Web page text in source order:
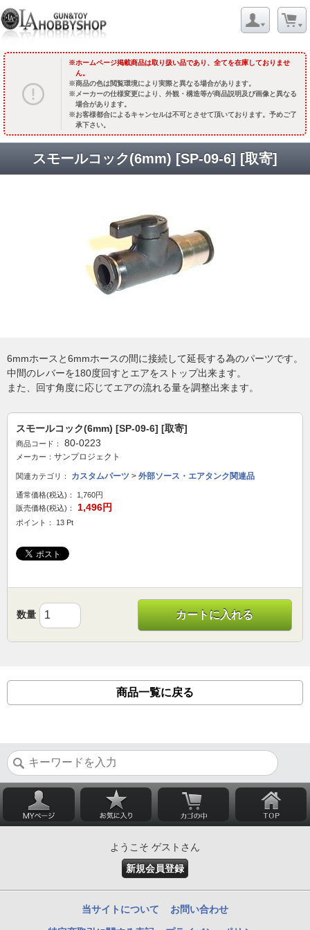
ホームページ掲載商品は取り扱い品であり、全てを在庫しておりませ
ん。
商品の色は閲覧環境により実際と異なる場合があります。
メーカーの仕様変更により、外観・構造等が商品説明及び画像と異なる
場合があります。
お客様都合によるキャンセルは不可とさせて頂いております。予めご了
承下さい。
スモールコック(6mm) [SP-09-6] [取寄]
6mmホースと6mmホースの間に接続して延長する為のパーツです。
中間のレバーを180度回すとエアをストップ出来ます。
また、回す角度に応じてエアの流れる量を調整出来ます。
スモールコック(6mm) [SP-09-6] [取寄]
商品コード： 80-0223
メーカー： サンプロジェクト
関連カテゴリ： カスタムパーツ > 外部ソース・エアタンク関連品
通常価格(税込)：
1,760円
販売価格(税込)：
1,496円
ポイント： 13 Pt
数量 カートに入れる
商品一覧に戻る
ようこそ ゲストさん
新規会員登録
当サイトについて お問い合わせ